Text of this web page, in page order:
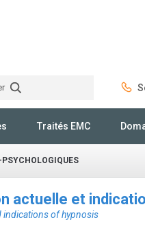
Traités EMC
actuelle et
indications of hypnosis